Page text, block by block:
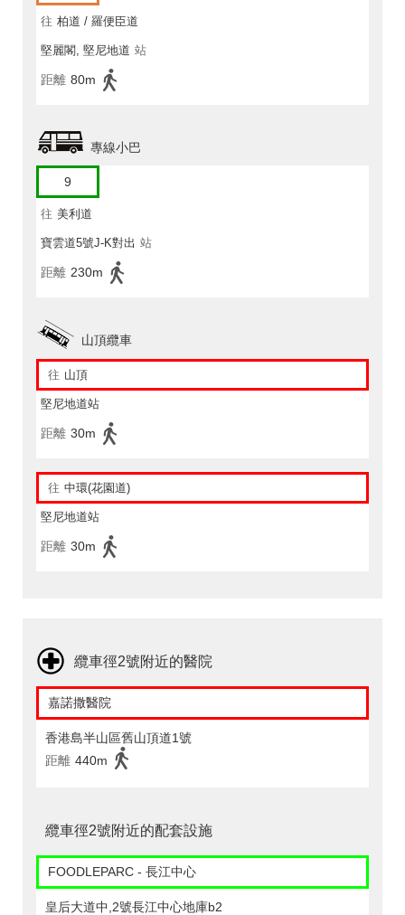
往 柏道 / 羅便臣道
堅麗閣, 堅尼地道 站
距離 80m
專線小巴
9
往 美利道
寶雲道5號J-K對出 站
距離 230m
山頂纜車
往 山頂
堅尼地道站
距離 30m
往 中環(花園道)
堅尼地道站
距離 30m
纜車徑2號附近的醫院
嘉諾撒醫院
香港島半山區舊山頂道1號
距離 440m
纜車徑2號附近的配套設施
FOODLEPARC - 長江中心
皇后大道中,2號長江中心地庫b2